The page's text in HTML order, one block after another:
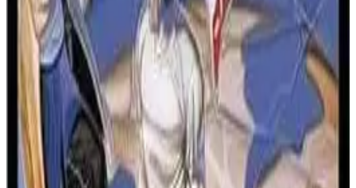
统，这个版本忠实再现了市长迈克·哈格尔、科迪和盖伊
与疯狂帮派 Mad Gear 作战，拯救哈格尔的女儿杰西卡的
硬派故事。与其他移植版本不同的是，本作成功包含了原
街机版中所有关键特色，同时还新增了全新内容，使其成
为真正的高端体验。
背景
《快打旋风 CD》由世嘉于1993年在卡普空授权下发行，
显示更多
🏷️ 标签
动作 横向滚动单人游戏 多人游戏 打斗游戏街机